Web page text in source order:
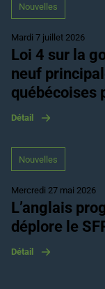
Nouvelles
Mardi 7 juillet 2026
Loi 4 sur la
neuf
québécoises
Détail
Nouvelles
Mercredi 27 mai 2026
L’anglais
déplore le
Détail